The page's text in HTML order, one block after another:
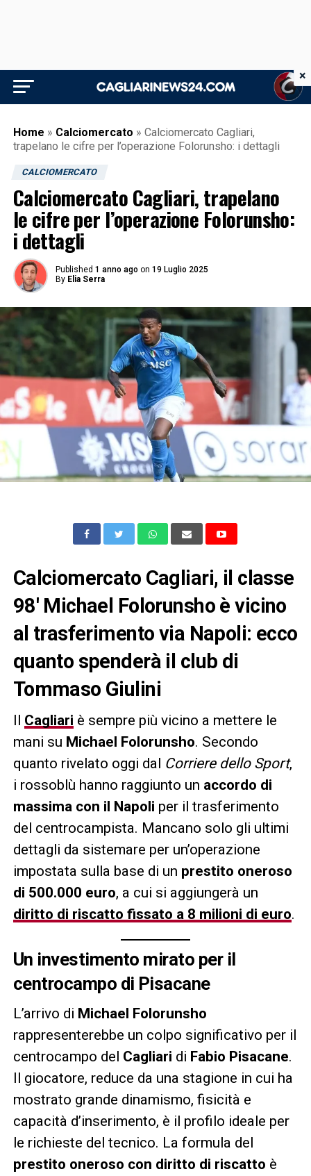
Home » Calciomercato » Calciomercato Cagliari,
trapelano le cifre per l’operazione Folorunsho: i dettagli
CALCIOMERCATO
Calciomercato Cagliari, trapelano
le cifre per l’operazione Folorunsho:
i dettagli
Published 1 anno ago on 19 Luglio 2025
By Elia Serra
Calciomercato Cagliari, il classe
98′ Michael Folorunsho è vicino
al trasferimento via Napoli: ecco
quanto spenderà il club di
Tommaso Giulini
Il Cagliari è sempre più vicino a mettere le
mani su Michael Folorunsho. Secondo
quanto rivelato oggi dal Corriere dello Sport,
i rossoblù hanno raggiunto un accordo di
massima con il Napoli per il trasferimento
del centrocampista. Mancano solo gli ultimi
dettagli da sistemare per un’operazione
impostata sulla base di un prestito oneroso
di 500.000 euro, a cui si aggiungerà un
diritto di riscatto fissato a 8 milioni di euro.
Un investimento mirato per il
centrocampo di Pisacane
L’arrivo di Michael Folorunsho
rappresenterebbe un colpo significativo per il
centrocampo del Cagliari di Fabio Pisacane.
Il giocatore, reduce da una stagione in cui ha
mostrato grande dinamismo, fisicità e
capacità d’inserimento, è il profilo ideale per
le richieste del tecnico. La formula del
prestito oneroso con diritto di riscatto è
×